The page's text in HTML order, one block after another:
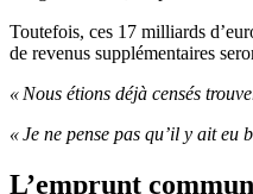
Toutefois, ces 17 milliards
de revenus supplémentaires
« Nous étions déjà censés
« Je ne pense pas qu’il y ait eu
L’emprunt